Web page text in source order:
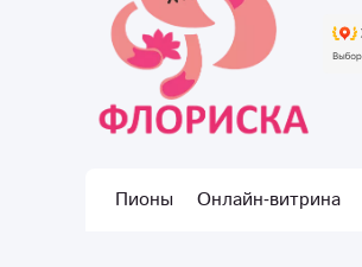
Пионы Онлайн-витрина